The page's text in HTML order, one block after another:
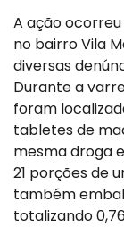
A ação
no bairro Vila
diversas
Durante a
foram
tabletes de
mesma droga
21 porções de
também
totalizando